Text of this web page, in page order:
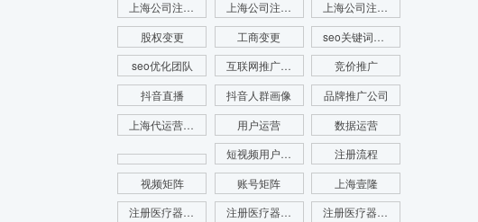
上海公司注册咨询
上海公司注册代理
上海公司注册流程
股权变更
工商变更
seo关键词优化
seo优化团队
互联网推广公司
竞价推广
抖音直播
抖音人群画像
品牌推广公司
上海代运营公司
用户运营
数据运营
短视频用户画像
注册流程
视频矩阵
账号矩阵
上海壹隆
注册医疗器械公司
注册医疗器械公司代办
注册医疗器械公司电话